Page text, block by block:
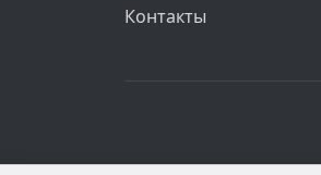
Контакты